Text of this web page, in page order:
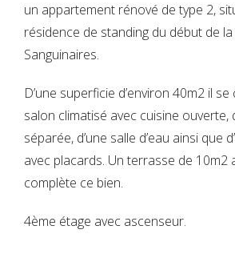
un appartement rénové de type 2,
résidence de standing du début de
Sanguinaires.
D’une superficie d’environ 40m2 il
salon climatisé avec cuisine ouverte,
séparée, d’une salle d’eau ainsi que
avec placards. Un terrasse de 10m2
complète ce bien.
4ème étage avec ascenseur.